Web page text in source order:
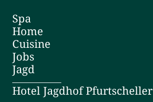
Spa
Home
Cuisine
Jobs
Jagd
Hotel Jagdhof Pfurtscheller